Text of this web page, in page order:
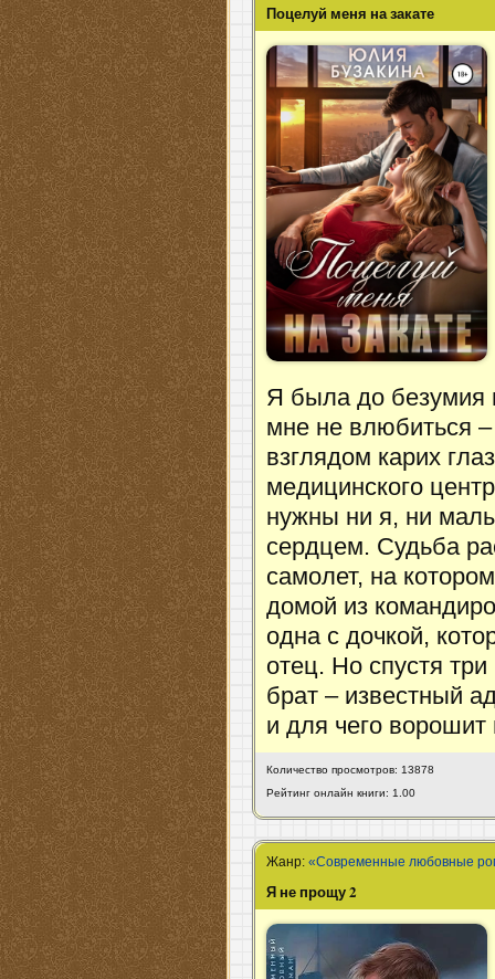
Поцелуй меня на закате
Я была до безумия
мне не влюбиться
взглядом карих
медицинского
нужны ни я, ни
сердцем. Судьба
самолет, на
домой из
одна с дочкой,
отец. Но спустя
брат – известный
и для чего
Количество просмотров: 13878
Рейтинг онлайн книги: 1.00
Жанр:«Современные любовные
Я не прощу 2